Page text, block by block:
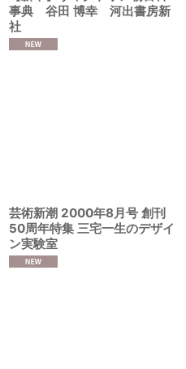
事典 谷田 博幸 河出書房新
社
芸術新潮 2000年8月号 創刊
50周年特集 三宅一生のデザイ
ン実験室